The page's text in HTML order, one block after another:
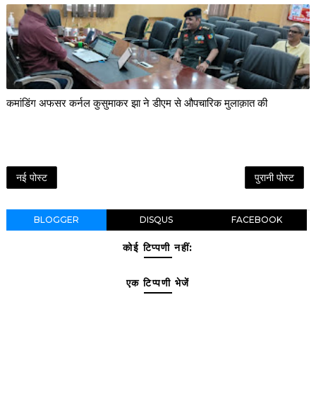
कमांडिंग अफसर कर्नल कुसुमाकर झा ने डीएम से औपचारिक मुलाक़ात की
नई पोस्ट पुरानी पोस्ट
BLOGGER DISQUS FACEBOOK
कोई टिप्पणी नहीं:
एक टिप्पणी भेजें